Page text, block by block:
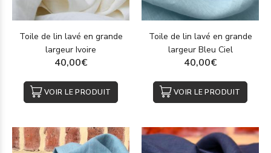
TissuShop propose des tissus en grande largeur (300
cm), offrant une multitude d’alternatives pour
l’ameublement et le linge de maison.
Comment acheter un tissu en lin au mètre
avec TissuShop ?
Notre tissu en lin au mètre est abordable et disponible
grâce à notre processus d’achat simplifié.
Toile de lin lavé en grande
largeur Ivoire
40,00€
VOIR LE PRODUIT
Toile de lin lavé en grande
largeur Bleu Ciel
40,00€
VOIR LE PRODUIT